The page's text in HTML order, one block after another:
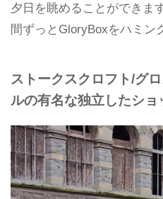
夕日を眺めることができま
間ずっとGloryBoxをハミン
ストークスクロフト/グ
ルの有名な独立したショ